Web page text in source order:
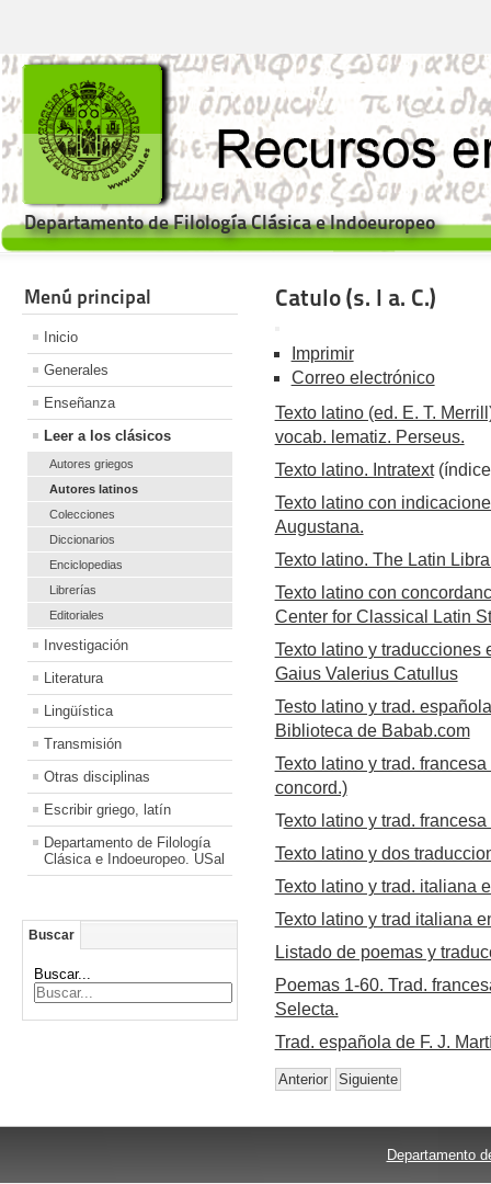
Departamento de Filología Clásica e Indoeuropeo
Menú principal
Inicio
Generales
Enseñanza
Leer a los clásicos
Autores griegos
Autores latinos
Colecciones
Diccionarios
Enciclopedias
Librerías
Editoriales
Investigación
Literatura
Lingüística
Transmisión
Otras disciplinas
Escribir griego, latín
Departamento de Filología
Clásica e Indoeuropeo. USal
Buscar
Buscar...
Catulo (s. I a. C.)
Imprimir
Correo electrónico
Texto latino (ed. E. T.
vocab. lematiz. Perseus.
Texto latino. Intratext
Texto latino con
Augustana.
Texto latino. The Latin
Texto latino con
Center for Classical Latin
Texto latino y traducciones
Gaius Valerius Catullus
Testo latino y trad.
Biblioteca de Babab.com
Texto latino y trad.
concord.)
Texto latino y trad.
Texto latino y dos
Texto latino y trad. italiana
Texto latino y trad italiana
Listado de poemas y
Poemas 1-60. Trad.
Selecta.
Trad. española de F. J.
Anterior Siguiente
Departamento